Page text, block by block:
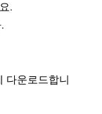
.
다운로드합니